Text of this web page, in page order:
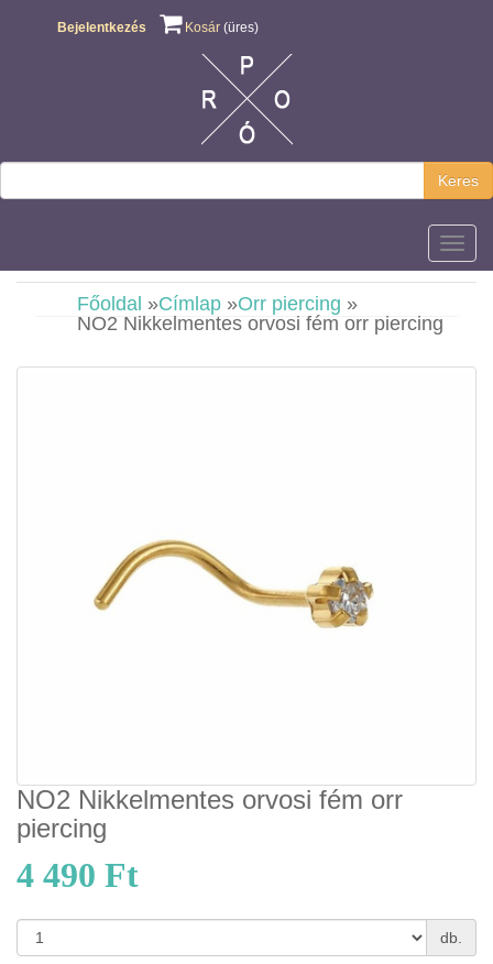
Bejelentkezés Kosár (üres)
Keres
Főoldal »Címlap »Orr piercing »
NO2 Nikkelmentes orvosi fém orr piercing
NO2 Nikkelmentes orvosi fém orr
piercing
4 490 Ft
db.